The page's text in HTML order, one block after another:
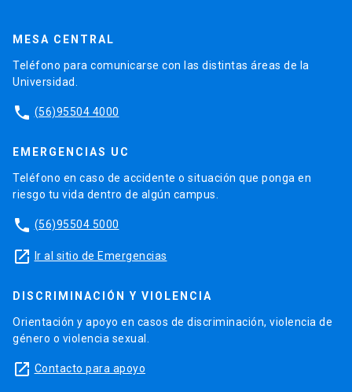
MESA CENTRAL
Teléfono para comunicarse con las distintas áreas de la
Universidad.
phone (56)95504 4000
EMERGENCIAS UC
Teléfono en caso de accidente o situación que ponga en
riesgo tu vida dentro de algún campus.
phone (56)95504 5000
launch Ir al sitio de Emergencias
DISCRIMINACIÓN Y VIOLENCIA
Orientación y apoyo en casos de discriminación, violencia de
género o violencia sexual.
launch Contacto para apoyo